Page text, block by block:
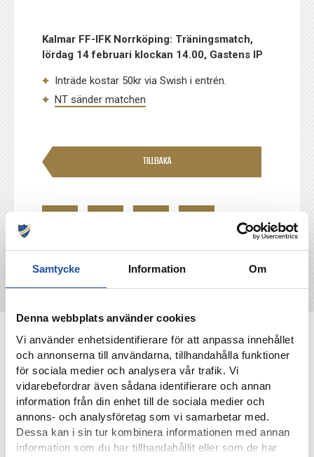
Samtycke Information Om
Denna webbplats använder cookies
Vi använder enhetsidentifierare för att anpassa innehållet
och annonserna till användarna, tillhandahålla funktioner
för sociala medier och analysera vår trafik. Vi
vidarebefordrar även sådana identifierare och annan
information från din enhet till de sociala medier och
annons- och analysföretag som vi samarbetar med.
Dessa kan i sin tur kombinera informationen med annan
information som du har tillhandahållit eller som de har
Kalmar FF-IFK Norrköping: Träningsmatch,
lördag 14 februari klockan 14.00, Gastens IP
Inträde kostar 50kr via Swish i entrén.
NT sänder matchen
TILLBAKA
NYHETER